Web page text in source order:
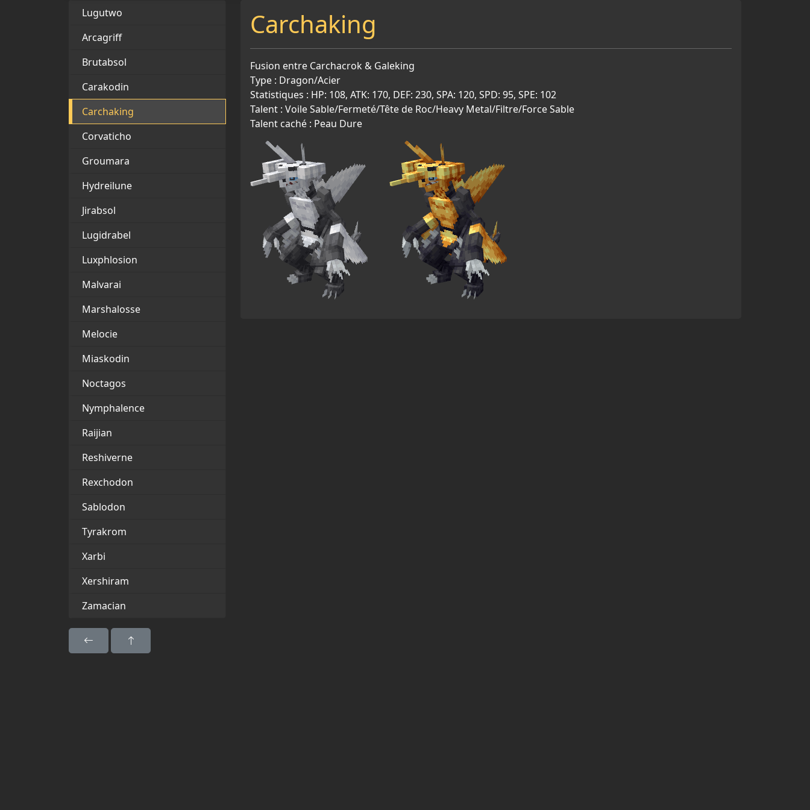
Lugutwo
Arcagriff
Brutabsol
Carakodin
Carchaking
Corvaticho
Groumara
Hydreilune
Jirabsol
Lugidrabel
Luxphlosion
Malvarai
Marshalosse
Melocie
Miaskodin
Noctagos
Nymphalence
Raijian
Reshiverne
Rexchodon
Sablodon
Tyrakrom
Xarbi
Xershiram
Zamacian
Carchaking
Fusion entre Carchacrok & Galeking
Type : Dragon/Acier
Statistiques : HP: 108, ATK: 170, DEF: 230, SPA: 120, SPD: 95, SPE: 102
Talent : Voile Sable/Fermeté/Tête de Roc/Heavy Metal/Filtre/Force Sable
Talent caché : Peau Dure